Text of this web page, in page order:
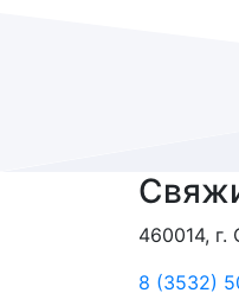
460014, г.
8 (3532)